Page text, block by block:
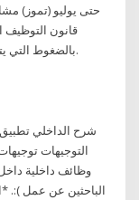
حتى يوليو (تموز)
قانون التوظيف
بالضغوط التي يتعرضون إليها لمنعهم من المشاركة في الاحتجاجات.
شرح الداخلي
التوجيهات
وظائف داخلية
الباحثين عن عمل ):.